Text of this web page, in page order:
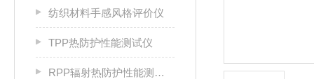
纺织材料手感风格评价仪
TPP热防护性能测试仪
RPP辐射热防护性能测试仪